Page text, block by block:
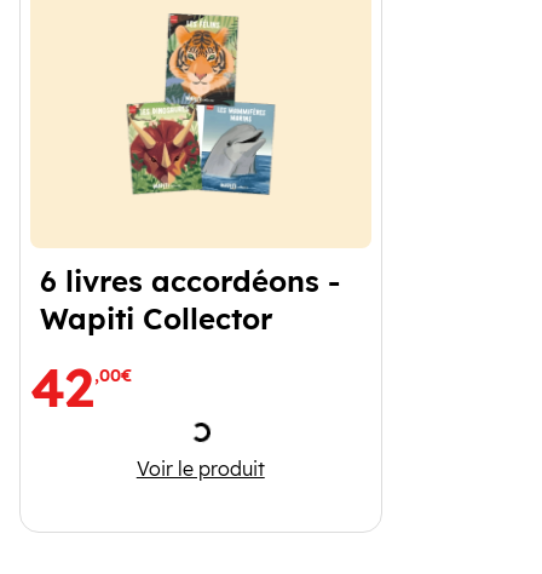
6 livres accordéons -
Wapiti Collector
42,00€
Chargement
Voir le produit6 livres accordéons - Wapiti Collector